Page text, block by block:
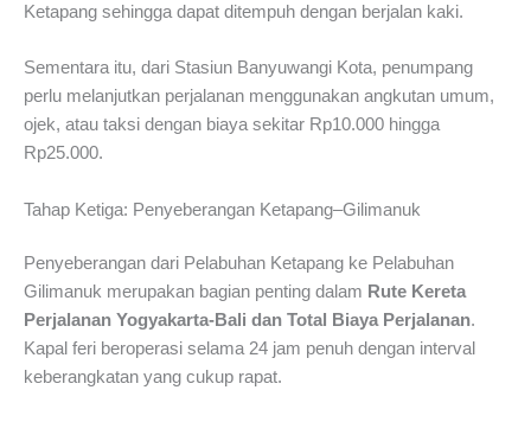
Ketapang sehingga dapat ditempuh dengan berjalan kaki.
Sementara itu, dari Stasiun Banyuwangi Kota, penumpang
perlu melanjutkan perjalanan menggunakan angkutan umum,
ojek, atau taksi dengan biaya sekitar Rp10.000 hingga
Rp25.000.
Tahap Ketiga: Penyeberangan Ketapang–Gilimanuk
Penyeberangan dari Pelabuhan Ketapang ke Pelabuhan
Gilimanuk merupakan bagian penting dalam Rute Kereta
Perjalanan Yogyakarta-Bali dan Total Biaya Perjalanan.
Kapal feri beroperasi selama 24 jam penuh dengan interval
keberangkatan yang cukup rapat.